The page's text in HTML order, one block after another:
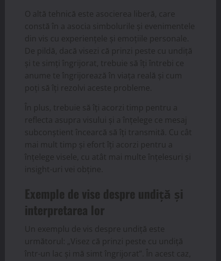
O altă tehnică este asocierea liberă, care
constă în a asocia simbolurile și evenimentele
din vis cu experiențele și emoțiile personale.
De pildă, dacă visezi că prinzi peste cu undiță
și te simți îngrijorat, trebuie să îți întrebi ce
anume te îngrijorează în viața reală și cum
poți să îți rezolvi aceste probleme.
În plus, trebuie să îți acorzi timp pentru a
reflecta asupra visului și a înțelege ce mesaj
subconștient încearcă să îți transmită. Cu cât
mai mult timp și efort îți acorzi pentru a
înțelege visele, cu atât mai multe înțelesuri și
insight-uri vei obține.
Exemple de vise despre undiță și
interpretarea lor
Un exemplu de vis despre undiță este
următorul: „Visez că prinzi peste cu undiță
într-un lac și mă simt îngrijorat”. În acest caz,